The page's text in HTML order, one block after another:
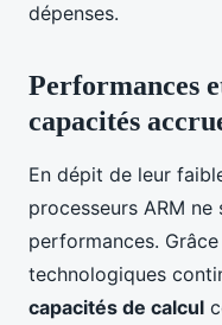
dépenses.
Performances
capacités
En dépit de leur
processeurs ARM
performances.
technologiques
capacités de calcul